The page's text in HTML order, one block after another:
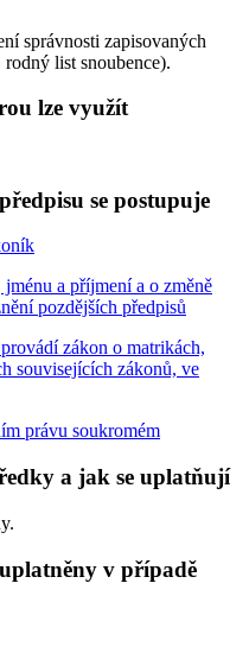
správnosti zapisovaných
list snoubence).
lze využít
se postupuje
a příjmení a o změně
pozdějších předpisů
zákon o matrikách,
souvisejících zákonů, ve
právu soukromém
a jak se uplatňují
v případě